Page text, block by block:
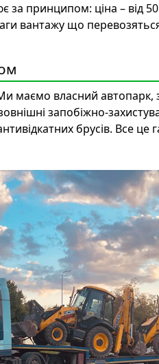
за принципом: ціна – від
вантажу що
маємо власний автопарк,
запобіжно-
брусів. Все це